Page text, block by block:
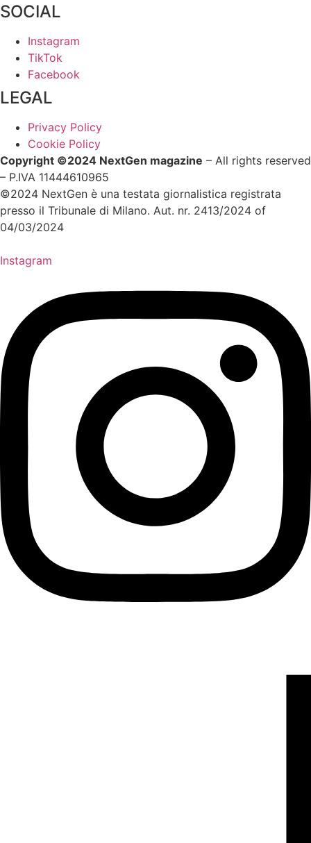
SOCIAL
Instagram
TikTok
Facebook
LEGAL
Privacy Policy
Cookie Policy
Copyright ©2024 NextGen magazine – All rights reserved
– P.IVA 11444610965
©2024 NextGen è una testata giornalistica registrata
presso il Tribunale di Milano. Aut. nr. 2413/2024 of
04/03/2024
Instagram